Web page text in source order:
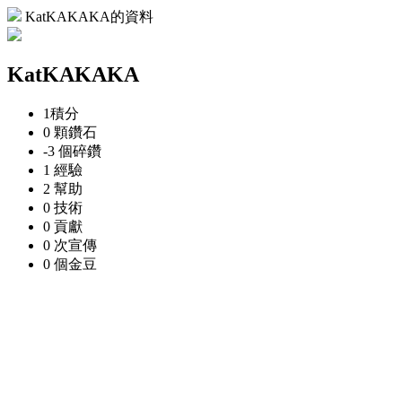
KatKAKAKA的資料
KatKAKAKA
1積分
0 顆鑽石
-3 個碎鑽
1 經驗
2 幫助
0 技術
0 貢獻
0 次宣傳
0 個金豆